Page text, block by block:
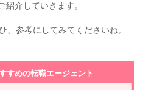
紹介していきます。
、参考にしてみてくださいね。
すめの転職エージェント